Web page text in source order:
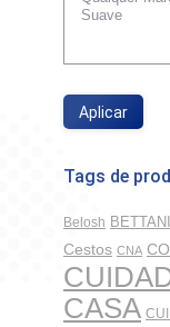
Aplicar
Tags de
Belosh
Cestos CNA
CASA